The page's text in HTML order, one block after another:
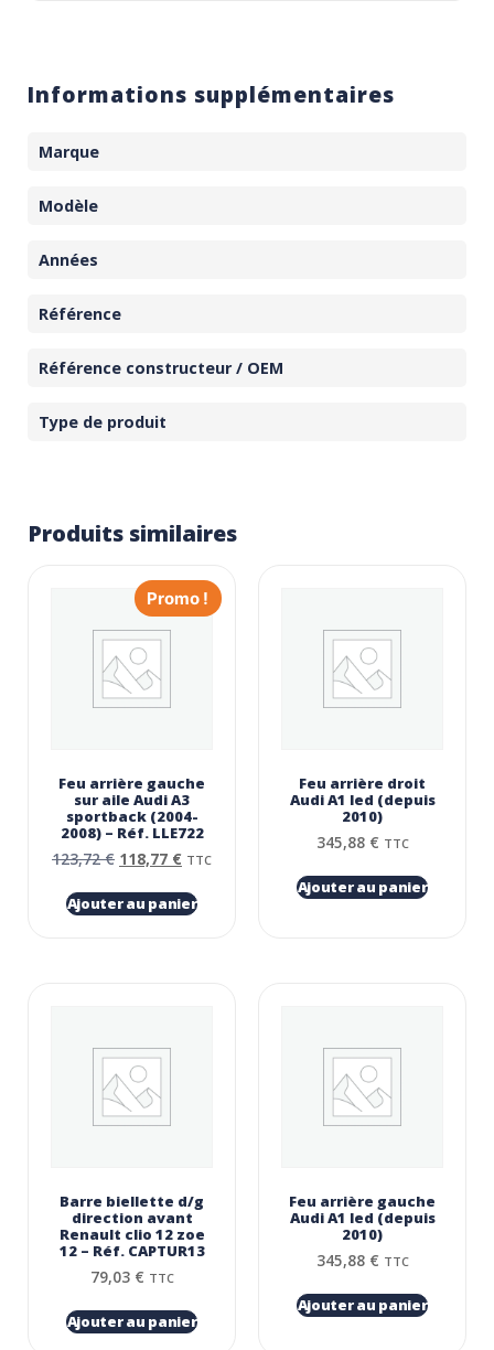
Informations supplémentaires
Marque
Modèle
Années
Référence
Référence constructeur / OEM
Type de produit
Produits similaires
Promo !
Feu arrière gauche
sur aile Audi A3
sportback (2004-
2008) – Réf. LLE722
123,72€ 118,77 € TTC
Ajouter au panier
Feu arrière droit
Audi A1 led (depuis
2010)
345,88 € TTC
Ajouter au panier
Barre biellette d/g
direction avant
Renault clio 12 zoe
12 – Réf. CAPTUR13
79,03 € TTC
Ajouter au panier
Feu arrière gauche
Audi A1 led (depuis
2010)
345,88 € TTC
Ajouter au panier